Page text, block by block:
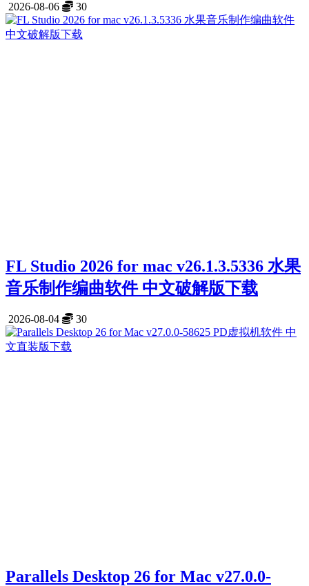
2026-08-06 30
FL Studio 2026 for mac v26.1.3.5336 水果
音乐制作编曲软件 中文破解版下载
2026-08-04 30
Parallels Desktop 26 for Mac v27.0.0-